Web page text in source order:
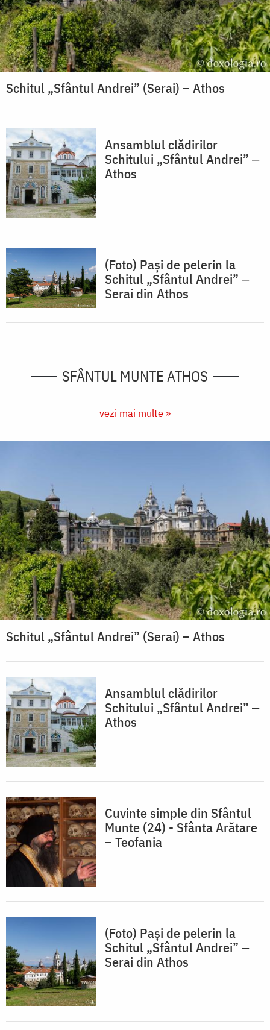
Schitul „Sfântul Andrei” (Serai) – Athos
Ansamblul clădirilor
Schitului „Sfântul Andrei” ‒
Athos
(Foto) Pași de pelerin la
Schitul „Sfântul Andrei” ‒
Serai din Athos
SFÂNTUL MUNTE ATHOS
vezi mai multe »
Schitul „Sfântul Andrei” (Serai) – Athos
Ansamblul clădirilor
Schitului „Sfântul Andrei” ‒
Athos
Cuvinte simple din Sfântul
Munte (24) - Sfânta Arătare
– Teofania
(Foto) Pași de pelerin la
Schitul „Sfântul Andrei” ‒
Serai din Athos